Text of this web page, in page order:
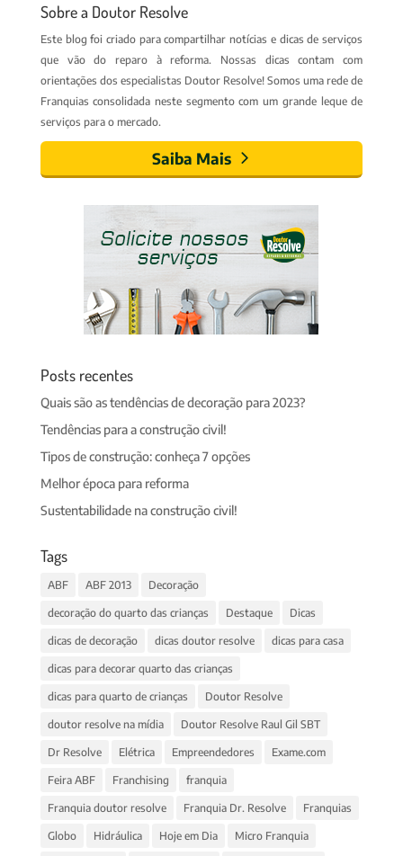
Sobre a Doutor Resolve
Este blog foi criado para compartilhar notícias e dicas de serviços
que vão do reparo à reforma. Nossas dicas contam com
orientações dos especialistas Doutor Resolve! Somos uma rede de
Franquias consolidada neste segmento com um grande leque de
serviços para o mercado.
Saiba Mais
Posts recentes
Quais são as tendências de decoração para 2023?
Tendências para a construção civil!
Tipos de construção: conheça 7 opções
Melhor época para reforma
Sustentabilidade na construção civil!
Tags
ABF ABF 2013 Decoração
decoração do quarto das crianças Destaque Dicas
dicas de decoração dicas doutor resolve dicas para casa
dicas para decorar quarto das crianças
dicas para quarto de crianças Doutor Resolve
doutor resolve na mídia Doutor Resolve Raul Gil SBT
Dr Resolve Elétrica Empreendedores Exame.com
Feira ABF Franchising franquia
Franquia doutor resolve Franquia Dr. Resolve Franquias
Globo Hidráulica Hoje em Dia Micro Franquia